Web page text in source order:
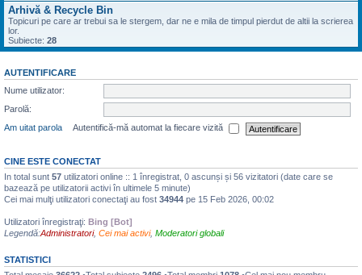
Arhivă & Recycle Bin
Topicuri pe care ar trebui sa le stergem, dar ne e mila de timpul pierdut de altii la scrierea
lor.
Subiecte: 28
AUTENTIFICARE
Nume utilizator:
Parolă:
Am uitat parola
Autentifică-mă automat la fiecare vizită
CINE ESTE CONECTAT
In total sunt 57 utilizatori online :: 1 înregistrat, 0 ascunși și 56 vizitatori (date care se
bazează pe utilizatorii activi în ultimele 5 minute)
Cei mai mulţi utilizatori conectaţi au fost 34944 pe 15 Feb 2026, 00:02
Utilizatori înregistraţi: Bing [Bot]
Legendă:Administratori, Cei mai activi, Moderatori globali
STATISTICI